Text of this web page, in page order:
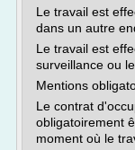
Le travail est
dans un autre
Le travail est
surveillance ou
Mentions
Le contrat
obligatoirement
moment où le